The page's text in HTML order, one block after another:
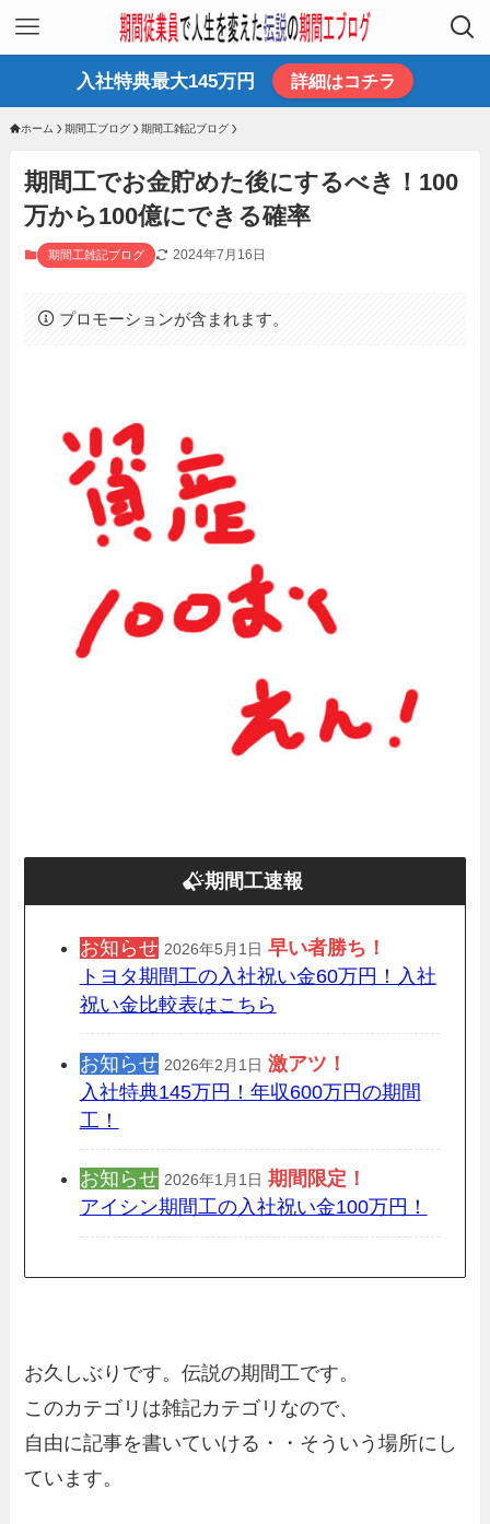
入社特典最大145万円 詳細はコチラ
ホーム 期間工ブログ 期間工雑記ブログ
期間工でお金貯めた後にするべき！100
万から100億にできる確率
期間工雑記ブログ 2024年7月16日
プロモーションが含まれます。
期間工速報
お知らせ 2026年5月1日 早い者勝ち！
トヨタ期間工の入社祝い金60万円！入社
祝い金比較表はこちら
お知らせ 2026年2月1日 激アツ！
入社特典145万円！年収600万円の期間
工！
お知らせ 2026年1月1日 期間限定 ！
アイシン期間工の入社祝い金100万円！
お久しぶりです。伝説の期間工です。
このカテゴリは雑記カテゴリなので、
自由に記事を書いていける・・そういう場所にし
ています。